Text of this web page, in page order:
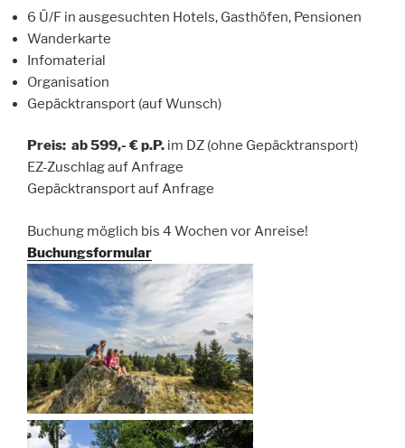
6 Ü/F in ausgesuchten Hotels, Gasthöfen, Pensionen
Wanderkarte
Infomaterial
Organisation
Gepäcktransport (auf Wunsch)
Preis: ab 599,- € p.P. im DZ (ohne Gepäcktransport)
EZ-Zuschlag auf Anfrage
Gepäcktransport auf Anfrage
Buchung möglich bis 4 Wochen vor Anreise!
Buchungsformular